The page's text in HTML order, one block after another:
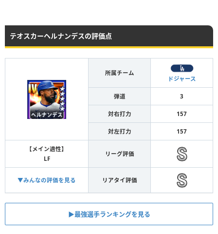
テオスカーヘルナンデスの評価点
所属チーム
ドジャース
弾道 3
対右打力 157
対左打力 157
【メイン適性】
LF
リーグ評価
▼みんなの評価を見る リアタイ評価
▶︎最強選手ランキングを見る